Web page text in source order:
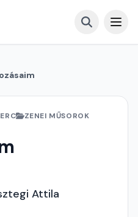
ZENEI MŰSOROK
Attila